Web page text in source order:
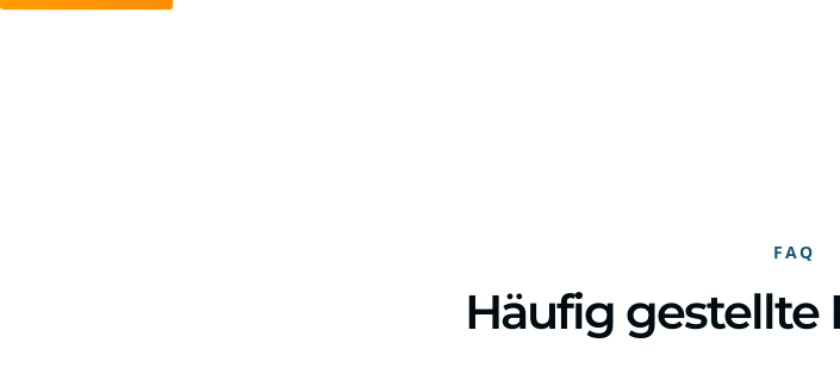
FAQ
Häufig gestellte